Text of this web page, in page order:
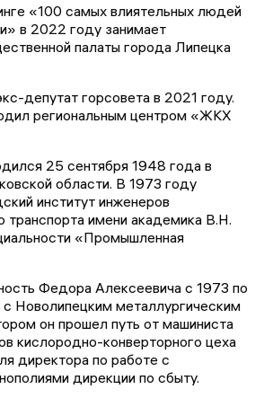
«100 самых влиятельных людей
в 2022 году занимает
палаты города Липецка
депутат горсовета в 2021 году.
региональным центром «ЖКХ
25 сентября 1948 года в
области. В 1973 году
институт инженеров
имени академика В.Н.
«Промышленная
Федора Алексеевича с 1973 по
Новолипецким металлургическим
он прошел путь от машиниста
кислородно-конверторного цеха
директора по работе с
дирекции по сбыту.